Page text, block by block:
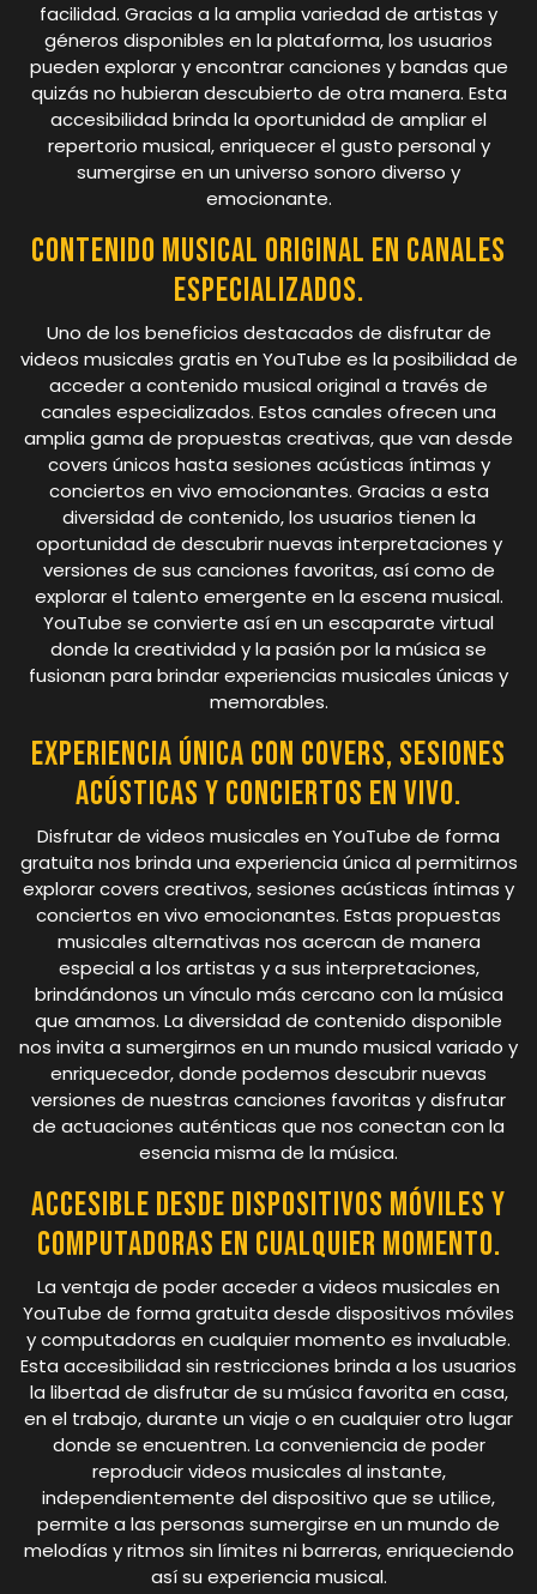
facilidad. Gracias a la amplia variedad de artistas y
géneros disponibles en la plataforma, los usuarios
pueden explorar y encontrar canciones y bandas que
quizás no hubieran descubierto de otra manera. Esta
accesibilidad brinda la oportunidad de ampliar el
repertorio musical, enriquecer el gusto personal y
sumergirse en un universo sonoro diverso y
emocionante.
Contenido musical original en canales
especializados.
Uno de los beneficios destacados de disfrutar de
videos musicales gratis en YouTube es la posibilidad de
acceder a contenido musical original a través de
canales especializados. Estos canales ofrecen una
amplia gama de propuestas creativas, que van desde
covers únicos hasta sesiones acústicas íntimas y
conciertos en vivo emocionantes. Gracias a esta
diversidad de contenido, los usuarios tienen la
oportunidad de descubrir nuevas interpretaciones y
versiones de sus canciones favoritas, así como de
explorar el talento emergente en la escena musical.
YouTube se convierte así en un escaparate virtual
donde la creatividad y la pasión por la música se
fusionan para brindar experiencias musicales únicas y
memorables.
Experiencia única con covers, sesiones
acústicas y conciertos en vivo.
Disfrutar de videos musicales en YouTube de forma
gratuita nos brinda una experiencia única al permitirnos
explorar covers creativos, sesiones acústicas íntimas y
conciertos en vivo emocionantes. Estas propuestas
musicales alternativas nos acercan de manera
especial a los artistas y a sus interpretaciones,
brindándonos un vínculo más cercano con la música
que amamos. La diversidad de contenido disponible
nos invita a sumergirnos en un mundo musical variado y
enriquecedor, donde podemos descubrir nuevas
versiones de nuestras canciones favoritas y disfrutar
de actuaciones auténticas que nos conectan con la
esencia misma de la música.
Accesible desde dispositivos móviles y
computadoras en cualquier momento.
La ventaja de poder acceder a videos musicales en
YouTube de forma gratuita desde dispositivos móviles
y computadoras en cualquier momento es invaluable.
Esta accesibilidad sin restricciones brinda a los usuarios
la libertad de disfrutar de su música favorita en casa,
en el trabajo, durante un viaje o en cualquier otro lugar
donde se encuentren. La conveniencia de poder
reproducir videos musicales al instante,
independientemente del dispositivo que se utilice,
permite a las personas sumergirse en un mundo de
melodías y ritmos sin límites ni barreras, enriqueciendo
así su experiencia musical.